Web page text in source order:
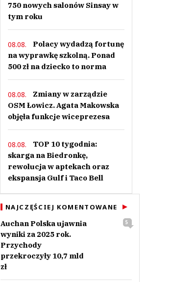
750 nowych salonów Sinsay w
tym roku
08.08.
Polacy wydadzą fortunę
na wyprawkę szkolną. Ponad
500 zł na dziecko to norma
08.08.
Zmiany w zarządzie
OSM Łowicz. Agata Makowska
objęła funkcje wiceprezesa
08.08.
TOP 10 tygodnia:
skarga na Biedronkę,
rewolucja w aptekach oraz
ekspansja Gulf i Taco Bell
NAJCZĘŚCIEJ KOMENTOWANE
Auchan Polska ujawnia
wyniki za 2025 rok.
Przychody
przekroczyły 10,7 mld
zł
5